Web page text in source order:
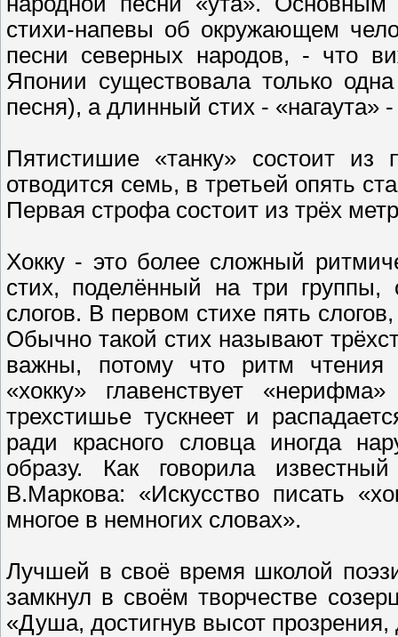
стихи-напевы об окружающем
песни северных народов, - что
Японии существовала только
песня), а длинный стих - «нагаута»
Пятистишие «танку» состоит
отводится семь, в третьей опять
Первая строфа состоит из трёх
Хокку - это более сложный
стих, поделённый на три группы,
слогов. В первом стихе пять
Обычно такой стих называют
важны, потому что ритм чтения
«хокку» главенствует
трехстишье тускнеет и
ради красного словца иногда
образу. Как говорила
В.Маркова: «Искусство писать
многое в немногих словах».
Лучшей в своё время школой
замкнул в своём творчестве
«Душа, достигнув высот